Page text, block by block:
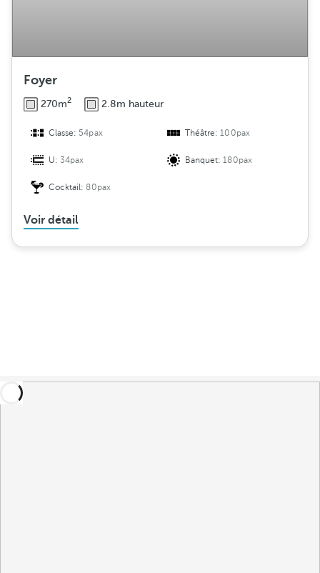
Foyer
270m2 2.8m hauteur
Classe: 54pax Théâtre:100pax
U:34pax Banquet:180pax
Cocktail:80pax
Voir détail